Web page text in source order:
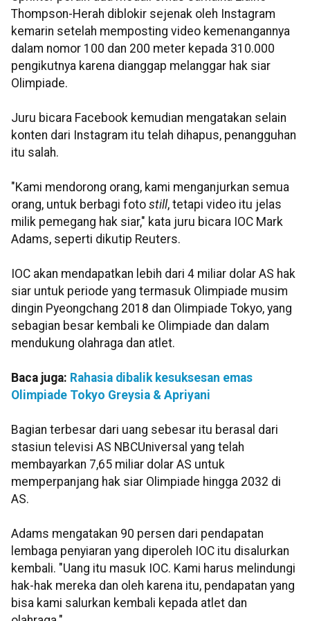
Thompson-Herah diblokir sejenak oleh Instagram
kemarin setelah memposting video kemenangannya
dalam nomor 100 dan 200 meter kepada 310.000
pengikutnya karena dianggap melanggar hak siar
Olimpiade.
Juru bicara Facebook kemudian mengatakan selain
konten dari Instagram itu telah dihapus, penangguhan
itu salah.
"Kami mendorong orang, kami menganjurkan semua
orang, untuk berbagi foto still, tetapi video itu jelas
milik pemegang hak siar," kata juru bicara IOC Mark
Adams, seperti dikutip Reuters.
IOC akan mendapatkan lebih dari 4 miliar dolar AS hak
siar untuk periode yang termasuk Olimpiade musim
dingin Pyeongchang 2018 dan Olimpiade Tokyo, yang
sebagian besar kembali ke Olimpiade dan dalam
mendukung olahraga dan atlet.
Baca juga: Rahasia dibalik kesuksesan emas
Olimpiade Tokyo Greysia & Apriyani
Bagian terbesar dari uang sebesar itu berasal dari
stasiun televisi AS NBCUniversal yang telah
membayarkan 7,65 miliar dolar AS untuk
memperpanjang hak siar Olimpiade hingga 2032 di
AS.
Adams mengatakan 90 persen dari pendapatan
lembaga penyiaran yang diperoleh IOC itu disalurkan
kembali. "Uang itu masuk IOC. Kami harus melindungi
hak-hak mereka dan oleh karena itu, pendapatan yang
bisa kami salurkan kembali kepada atlet dan